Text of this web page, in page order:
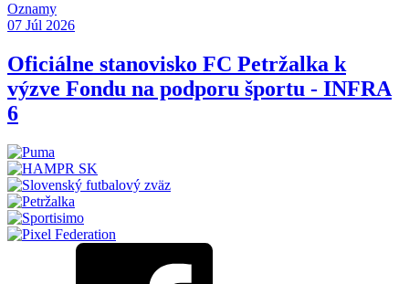
Oznamy
07 Júl 2026
Oficiálne stanovisko FC Petržalka k
výzve Fondu na podporu športu - INFRA
6